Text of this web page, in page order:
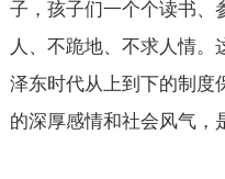
子，孩子们一个个读书、
人、不跪地、不求人情
泽东时代从上到下的制度
的深厚感情和社会风气，